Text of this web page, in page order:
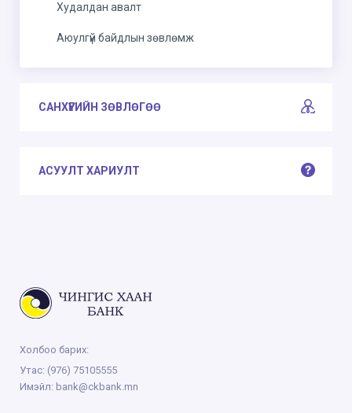
Худалдан авалт
Аюулгүй байдлын зөвлөмж
САНХҮҮГИЙН ЗӨВЛӨГӨӨ
АСУУЛТ ХАРИУЛТ
Холбоо барих:
Утас: (976) 75105555
Имэйл: bank@ckbank.mn